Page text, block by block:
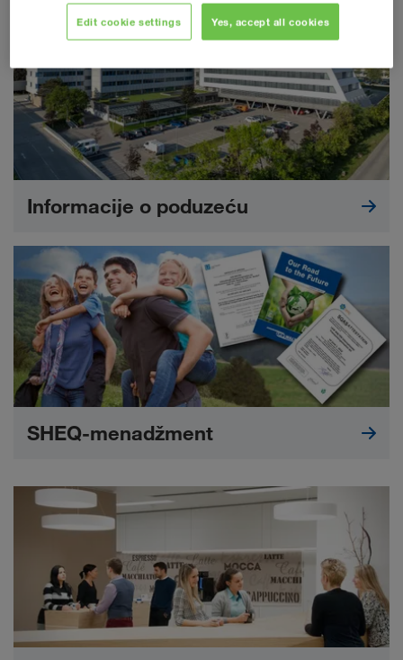
Informacije o poduzeću
SHEQ-menadžment
Edit cookie settings Yes, accept all cookies